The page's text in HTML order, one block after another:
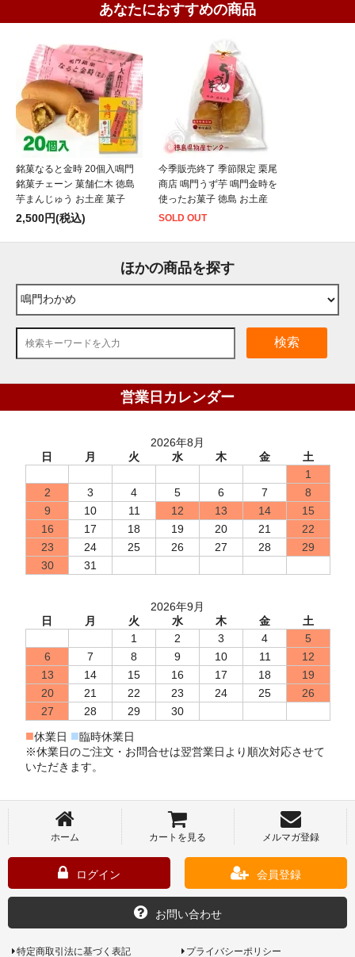
あなたにおすすめの商品
銘菓なると金時 20個入鳴門
銘菓チェーン 菓舗仁木 徳島
芋まんじゅう お土産 菓子
2,500円(税込)
今季販売終了 季節限定 栗尾
商店 鳴門うず芋 鳴門金時を
使ったお菓子 徳島 お土産
SOLD OUT
ほかの商品を探す
検索
営業日カレンダー
2026年8月
日
月 火 水 木 金
土
1
2
3 4 5 6 7
8
9
10 11 12 13 14
15
16
17 18 19 20 21
22
23
24 25 26 27 28
29
30
31
2026年9月
日
月 火 水 木 金
土
1
2 3 4
5
6
7 8 9 10 11
12
13
14 15 16 17 18
19
20
21 22 23 24 25
26
27
28 29 30
■休業日 ■臨時休業日
※休業日のご注文・お問合せは翌営業日より順次対応させて
いただきます。
ホーム カートを見る メルマガ登録
ログイン 会員登録
お問い合わせ
特定商取引法に基づく表記 プライバシーポリシー